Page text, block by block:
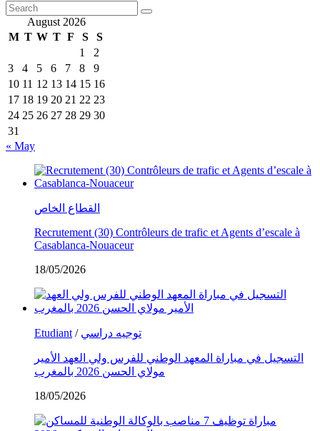
August 2026
M T W T F S
S
1
2
3
4 5 6 7 8
9
10 11 12 13 14 15 16
17 18 19 20 21 22 23
24 25 26 27 28 29 30
31
« May
القطاع الخاص
Recrutement (30) Contrôleurs de trafic et Agents d’escale à
Casablanca-Nouaceur
18/05/2026
Etudiant / توجيه دراسي
التسجيل في مباراة المعهد الوطني للفرس ولي العهد الأمير
مولاي الحسن 2026 بالمغرب
18/05/2026